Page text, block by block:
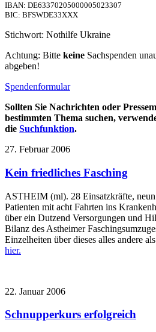
IBAN: DE63370205000005023307
BIC: BFSWDE33XXX
Stichwort: Nothilfe Ukraine
Achtung: Bitte keine Sachspenden
abgeben!
Spendenformular
Sollten Sie Nachrichten oder
bestimmten Thema suchen,
die Suchfunktion.
27. Februar 2006
Kein friedliches Fasching
ASTHEIM (ml). 28 Einsatzkräfte, neun
Patienten mit acht Fahrten ins
über ein Dutzend Versorgungen und
Bilanz des Astheimer
Einzelheiten über dieses alles andere
hier.
22. Januar 2006
Schnupperkurs erfolgreich